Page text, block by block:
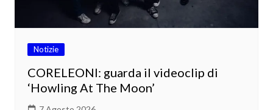
Notizie
CORELEONI: guarda il videoclip di
‘Howling At The Moon’